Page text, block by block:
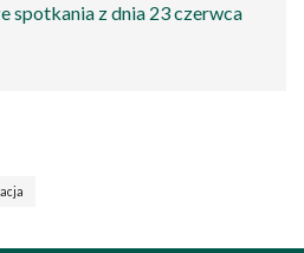
spotkania z dnia 23 czerwca